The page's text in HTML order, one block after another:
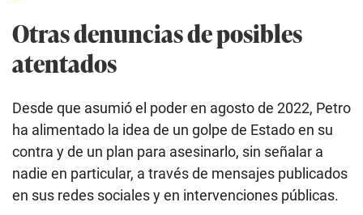
Otras denuncias de posibles
atentados
Desde que asumió el poder en agosto de 2022, Petro
ha alimentado la idea de un golpe de Estado en su
contra y de un plan para asesinarlo, sin señalar a
nadie en particular, a través de mensajes publicados
en sus redes sociales y en intervenciones públicas.